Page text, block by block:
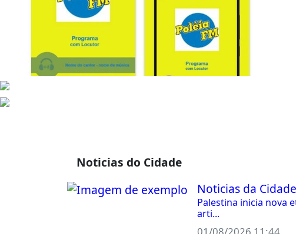
Noticias do Cidade
Noticias da Cidade
Palestina inicia nova
arti...